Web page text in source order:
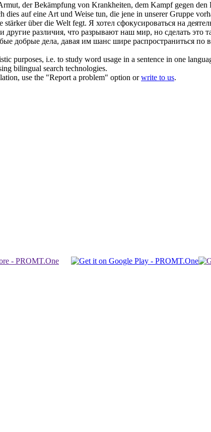
der Bekämpfung von Krankheiten, dem Kampf gegen den
auf eine Art und Weise tun, die jene in unserer Gruppe
stärker über die Welt fegt. Я хотел сфокусироваться на
другие различия, что разрывают наш мир, но сделать
добрые дела, давая им шанс шире распространиться по
purposes, i.e. to study word usage in a sentence in one
bilingual search technologies.
use the "Report a problem" option orwrite to us.